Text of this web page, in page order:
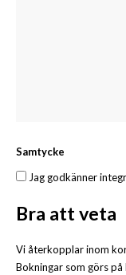
Samtycke
Jag godkänner
Bra att veta
Vi återkopplar inom
Bokningar som görs